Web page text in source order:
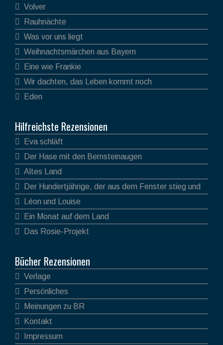
Volver
Rauhnächte
Was vor uns liegt
Weihnachtsmärchen aus Bayern
Eine wie Frankie
Wir dachten, das Leben kommt noch
Eden
Hilfreichste Rezensionen
Eva schläft
Der Hase mit den Bernsteinaugen
Altes Land
Der Hundertjährige, der aus dem Fenster stieg und
verschwand
Léon und Louise
Ein Monat auf dem Land
Das Rosie-Projekt
Bücher Rezensionen
Verlage
Persönliches
Meinungen zu BR
Kontakt
Impressum